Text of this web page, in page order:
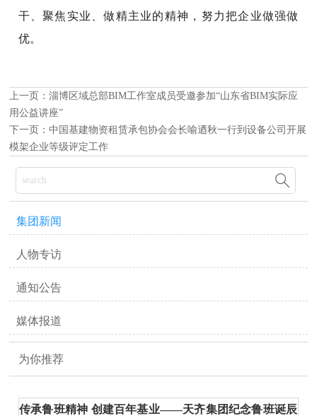
干、聚焦实业、做精主业的精神，努力把企业做强做
优。
上一页：淄博区域总部BIM工作室成员受邀参加“山东省BIM实际应
用公益讲座”
下一页：中国基建物资租赁承包协会会长喻迺秋一行到设备公司开展
模架企业等级评定工作

集团新闻
人物专访
通知公告
媒体报道
为你推荐
传承鲁班精神 创建百年基业——天齐集团纪念鲁班诞辰